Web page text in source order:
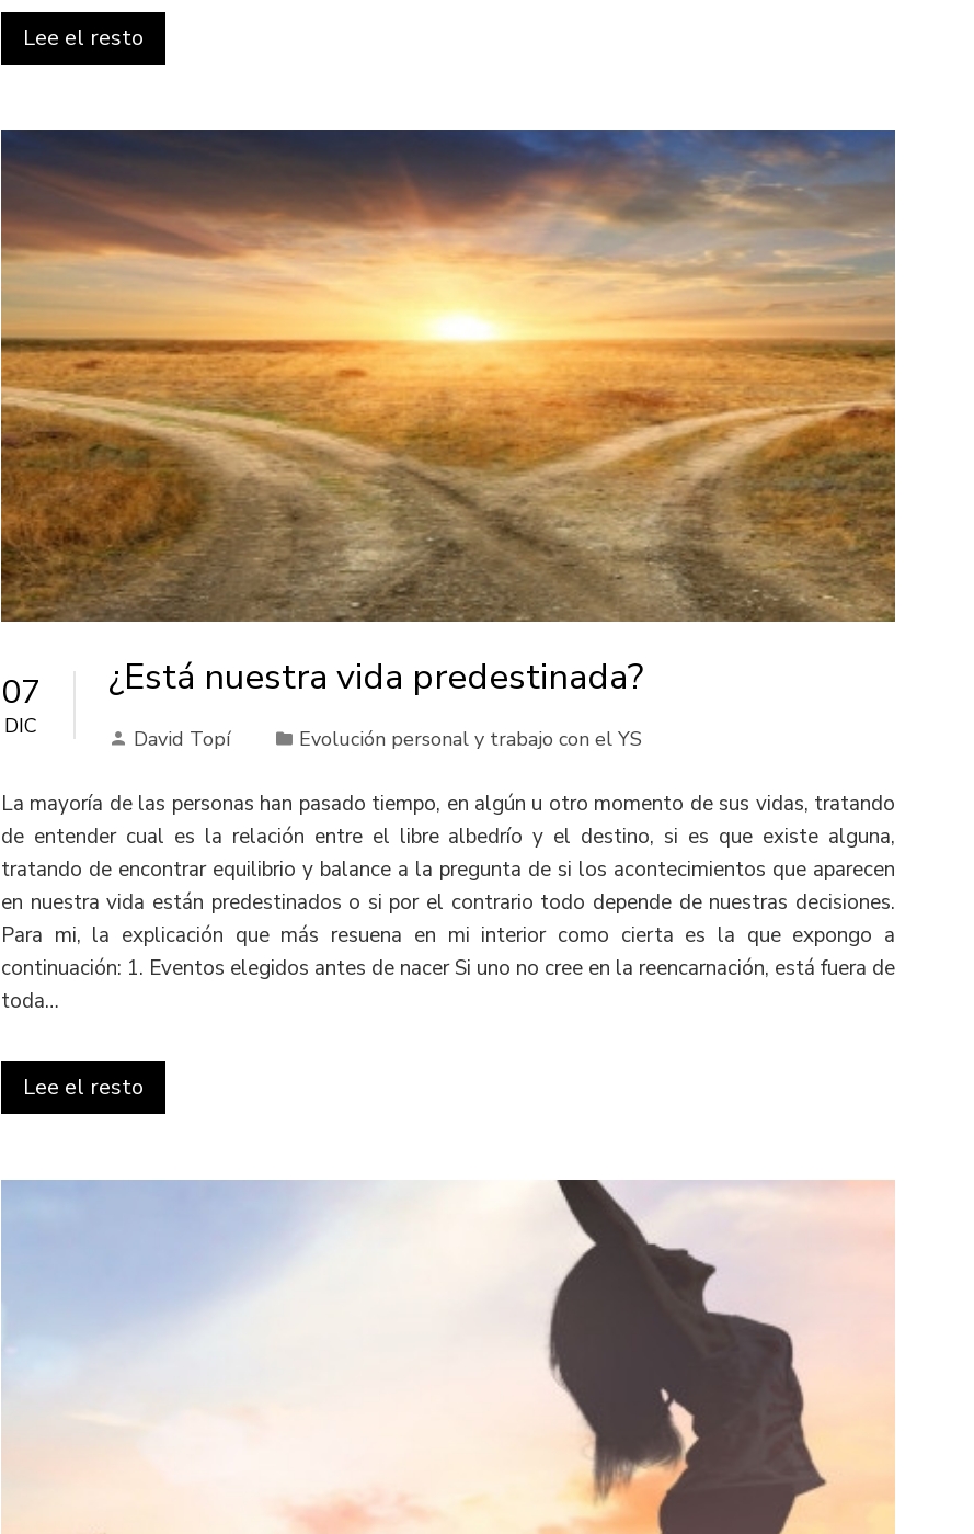
Lee el resto
07
DIC
¿Está nuestra vida predestinada?
David Topí Evolución personal y trabajo con el YS
La mayoría de las personas han pasado tiempo, en algún u otro momento de sus vidas, tratando
de entender cual es la relación entre el libre albedrío y el destino, si es que existe alguna,
tratando de encontrar equilibrio y balance a la pregunta de si los acontecimientos que aparecen
en nuestra vida están predestinados o si por el contrario todo depende de nuestras decisiones.
Para mi, la explicación que más resuena en mi interior como cierta es la que expongo a
continuación: 1. Eventos elegidos antes de nacer Si uno no cree en la reencarnación, está fuera de
toda…
Lee el resto